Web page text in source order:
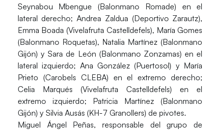
Seynabou Mbengue (Balonmano Romade) en el
lateral derecho;Andrea Zaldua (Deportivo Zarautz),
Emma Boada (Vivelafruta Castelldefels), María Gomes
(Balonmano Roquetas), Natalia Martínez (Balonmano
Gijón) ySara de León (Balonmano Zonzamas) en el
lateral izquierdo; Ana González (Puertosol) y María
Prieto (Carobels CLEBA) en el extremo derecho;
Celia Marqués (Vivelafruta Castelldefels) en el
extremo izquierdo; Patricia Martínez (Balonmano
Gijón) y Silvia Ausás (KH-7 Granollers) de pivotes.
Miguel Ángel Peñas, responsable del grupo de